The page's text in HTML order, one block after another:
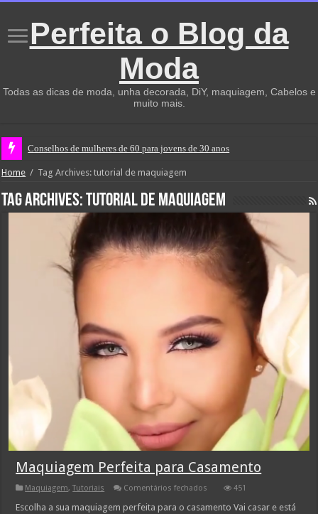
Perfeita o Blog da
Moda
Todas as dicas de moda, unha decorada, DiY, maquiagem, Cabelos e
muito mais.
Conselhos de mulheres de 60 para jovens de 30 anos
Home / Tag Archives: tutorial de maquiagem
Tag Archives:tutorial de maquiagem
Maquiagem Perfeita para Casamento
Maquiagem,Tutoriais Comentários fechados
Perfeita
451
Escolha a sua maquiagem perfeita para o casamento Vai casar e está